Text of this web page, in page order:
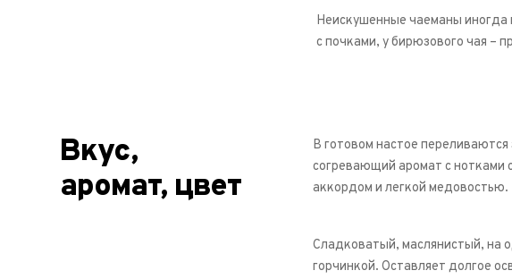
Неискушенные чаеманы иногда
с почками, у бирюзового чая –
Вкус,
аромат, цвет
В готовом настое
согревающий аромат с нотками
аккордом и легкой медовостью.
Сладковатый, маслянистый, на
горчинкой. Оставляет долгое